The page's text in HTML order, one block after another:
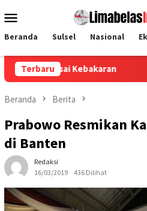
ke
Mobile
Beranda Sulsel Nasional
Terbaru
Kebakaran Dari Atas
Beranda Berita
Prabowo Resmikan
di Banten
Redaksi
16/03/2019
436 Dilihat